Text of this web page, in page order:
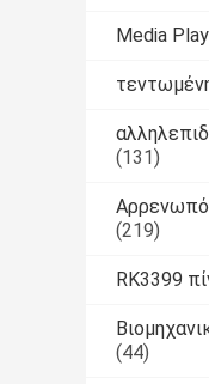
Media
(131)
(219)
RK3399
(44)